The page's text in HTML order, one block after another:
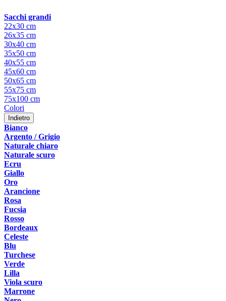
Sacchi grandi
22x30 cm
26x35 cm
30x40 cm
35x50 cm
40x55 cm
45x60 cm
50x65 cm
55x75 cm
75x100 cm
Colori
Indietro
Bianco
Argento / Grigio
Naturale chiaro
Naturale scuro
Ecru
Giallo
Oro
Arancione
Rosa
Fucsia
Rosso
Bordeaux
Celeste
Blu
Turchese
Verde
Lilla
Viola scuro
Marrone